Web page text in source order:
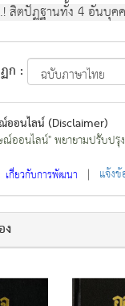
สิตปัฏฐานทั้ง 4 อันบุคค
ก :
ออนไลน์ (Disclaimer)
ณ์ออนไลน์" พยายามปรับป
เกี่ยวกับการพัฒนา | แจ้ง
ง